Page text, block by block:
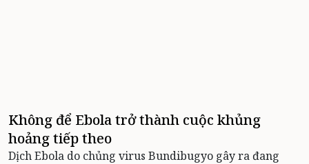
Không để Ebola trở thành cuộc khủng
hoảng tiếp theo
Dịch Ebola do chủng virus Bundibugyo gây ra đang